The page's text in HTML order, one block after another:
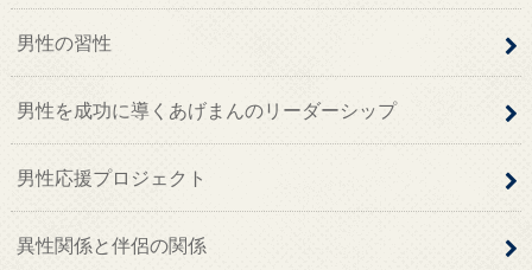
男性の習性
男性を成功に導くあげまんのリーダーシップ
男性応援プロジェクト
異性関係と伴侶の関係